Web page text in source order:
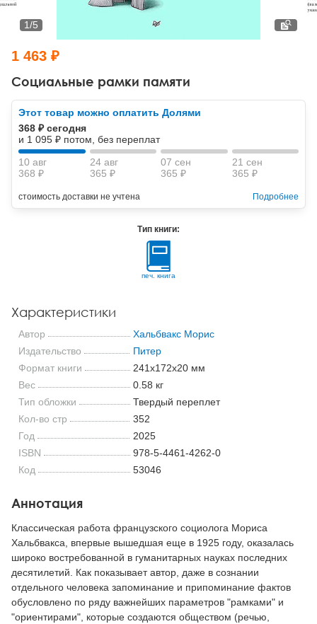
Тревожные расстройства, панические атаки
Другие направления психотерапии
Классический, эриксоновский гипноз и НЛП
НЛП
Психология труда и эргономика
Социальная психология
Социальная и организационная психология
Классический и юнгианский психоанализ
Социальные рамки памяти
1/5
1 463 ₽
Этот товар можно оплатить Долями
368 ₽ сегодня
и 1 095 ₽ потом, без переплат
10 авг
368 ₽
24 авг
365 ₽
07 сен
365 ₽
21 сен
365 ₽
стоимость доставки не учтена Подробнее
Тип книги:
печ. книга
Характеристики
Автор
Хальбвакс Морис
Издательство
Питер
Формат книги
241x172x20 мм
Вес
0.58 кг
Тип обложки
Твердый переплет
Кол-во стр
352
Год
2025
ISBN
978-5-4461-4262-0
Код
53046
Аннотация
Классическая работа французского социолога Мориса
Хальбвакса, впервые вышедшая еще в 1925 году, оказалась
широко востребованной в гуманитарных науках последних
десятилетий. Как показывает автор, даже в сознании
отдельного человека запоминание и припоминание фактов
обусловлено по ряду важнейших параметров "рамками" и
"ориентирами", которые создаются обществом (речью,